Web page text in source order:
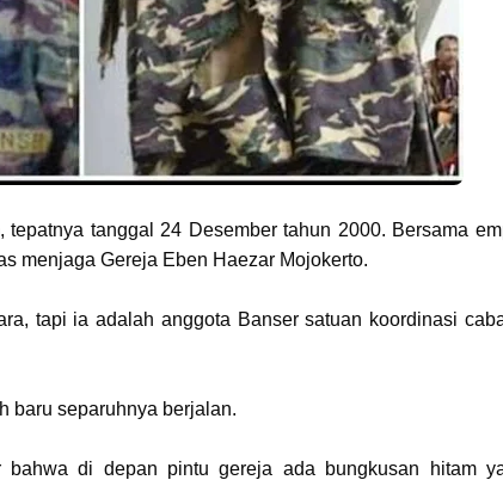
tepatnya tanggal 24 Desember tahun 2000. Bersama
menjaga Gereja Eben Haezar Mojokerto.
tapi ia adalah anggota Banser satuan koordinasi
baru separuhnya berjalan.
bahwa di depan pintu gereja ada bungkusan hitam